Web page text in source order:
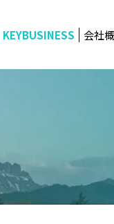
KEYBUSINESS 会社